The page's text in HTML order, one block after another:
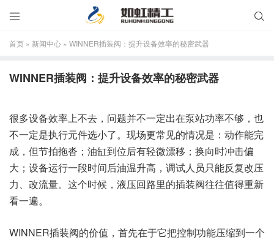


首页 » 新闻中心 » WINNER插装阀：提升设备效率的秘密武器
WINNER插装阀：提升设备效率的秘密武器
很多设备效率上不去，问题并不一定出在泵站功率不够，也
不一定是执行元件选小了。现场更常见的情况是：动作能完
成，但节拍拖沓；油缸到位后有轻微漂移；换向时冲击偏
大；设备运行一段时间后油温升高，调试人员只能反复改压
力、改流量。这个时候，液压回路里的插装阀往往值得重新
看一遍。
WINNER插装阀的价值，首先在于它把控制功能压缩到一个